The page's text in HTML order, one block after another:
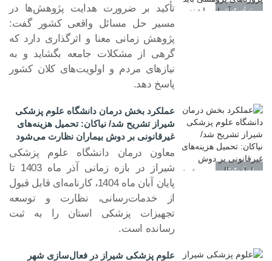
۰۹ آذر ۱۴۰۴
تأکید بر ضرورت هدایت پژوهش‌ها در
مسیر حل مسائل واقعی کشور گفت:
پژوهش زمانی معنا و اثرگذاری دارد که
گرهی از مشکلات جامعه بگشاید و به
نیازهای مردم و اولویت‌های کلان کشور
پاسخ دهد.
۰۷ آذر ۱۴۰۴
عملکرد بخش درمان دانشگاه علوم پزشکی
شیراز تشریح شد/ نیاکان: تحمیل هزینه‌های
غیرقانونی بر دوش بیماران نظارت می‌شود
معاون درمان دانشگاه علوم پزشکی
شیراز در بازه زمانی آذر ماه 1403 تا
پایان آبان ماه 1404، کارنامه‌ای قابل قبول
از خدمات‌رسانی، نظارت و توسعه
تجهیزات پزشکی استان را به ثبت
رسانده است.
علوم پزشکی شیراز در فعال‌سازی شهر